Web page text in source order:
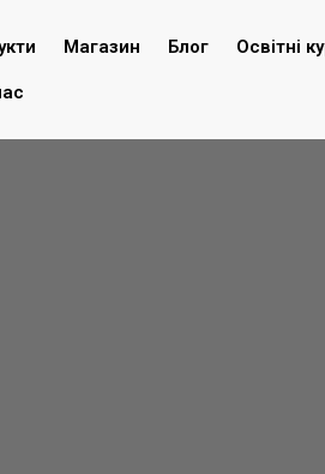
Магазин Блог Освітні